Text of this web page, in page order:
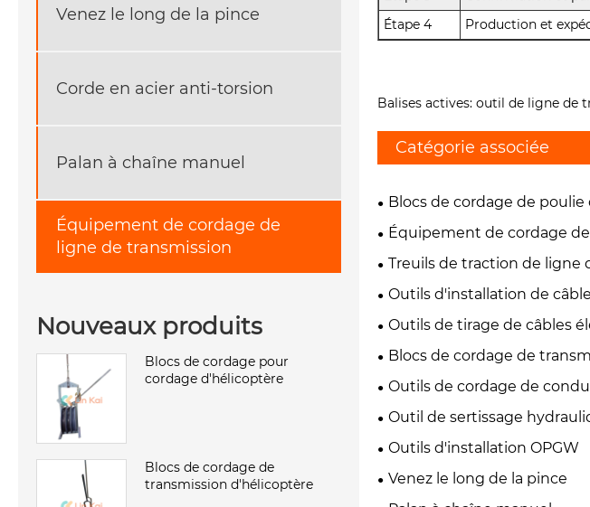
Venez le long de la pince
Corde en acier anti-torsion
Palan à chaîne manuel
Équipement de cordage de
ligne de transmission
Nouveaux produits
Blocs de cordage pour
cordage d'hélicoptère
Blocs de cordage de
transmission d'hélicoptère
Étape 4
Production et
Balises actives: outil de ligne de
Catégorie associée
Blocs de cordage de
Équipement de cordage
Treuils de traction de ligne
Outils d'installation de
Outils de tirage de câbles
Blocs de cordage de
Outils de cordage de
Outil de sertissage
Outils d'installation OPGW
Venez le long de la pince